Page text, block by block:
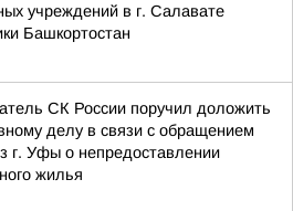
учреждений в г. Салавате
Башкортостан
СК России поручил доложить
делу в связи с обращением
г. Уфы о непредоставлении
жилья